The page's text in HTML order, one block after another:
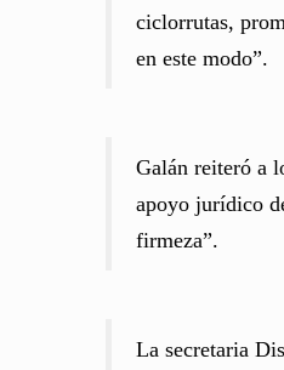
ciclorrutas,
en este modo”.
Galán reiteró a
apoyo jurídico
firmeza”.
La secretaria